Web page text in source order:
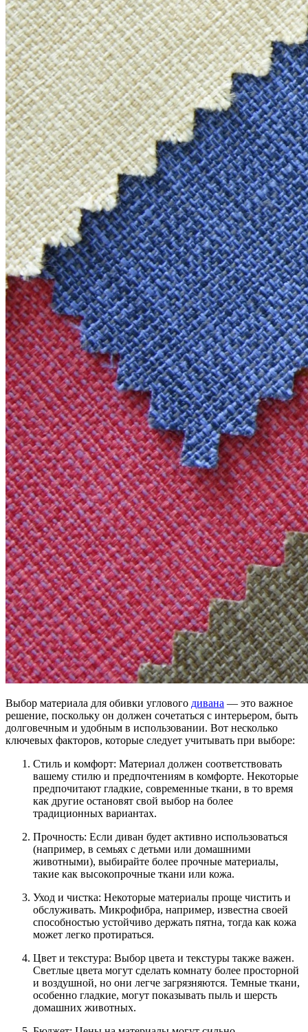
Выбор материала для обивки углового дивана — это важное
решение, поскольку он должен сочетаться с интерьером, быть
долговечным и удобным в использовании. Вот несколько
ключевых факторов, которые следует учитывать при выборе:
Стиль и комфорт: Материал должен соответствовать
вашему стилю и предпочтениям в комфорте. Некоторые
предпочитают гладкие, современные ткани, в то время
как другие остановят свой выбор на более
традиционных вариантах.
Прочность: Если диван будет активно использоваться
(например, в семьях с детьми или домашними
животными), выбирайте более прочные материалы,
такие как высокопрочные ткани или кожа.
Уход и чистка: Некоторые материалы проще чистить и
обслуживать. Микрофибра, например, известна своей
способностью устойчиво держать пятна, тогда как кожа
может легко протираться.
Цвет и текстура: Выбор цвета и текстуры также важен.
Светлые цвета могут сделать комнату более просторной
и воздушной, но они легче загрязняются. Темные ткани,
особенно гладкие, могут показывать пыль и шерсть
домашних животных.